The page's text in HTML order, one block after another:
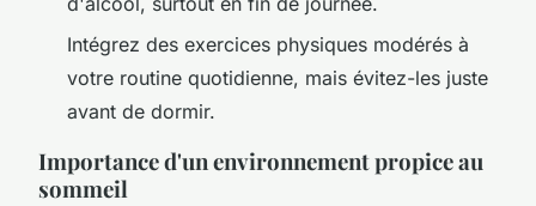
Intégrez des exercices physiques modérés à
votre routine quotidienne, mais évitez-les juste
avant de dormir.
Importance d'un environnement propice au
sommeil